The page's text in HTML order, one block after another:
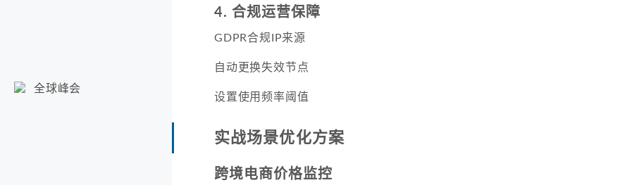
全球峰会
4. 合规运营保障
GDPR合规IP来源
自动更换失效节点
设置使用频率阈值
实战场景优化方案
跨境电商价格监控